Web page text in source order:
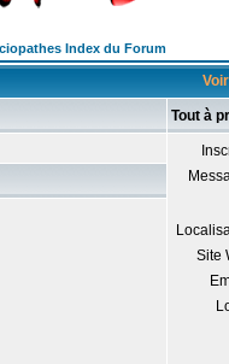
Index du Forum
Tout à
Site